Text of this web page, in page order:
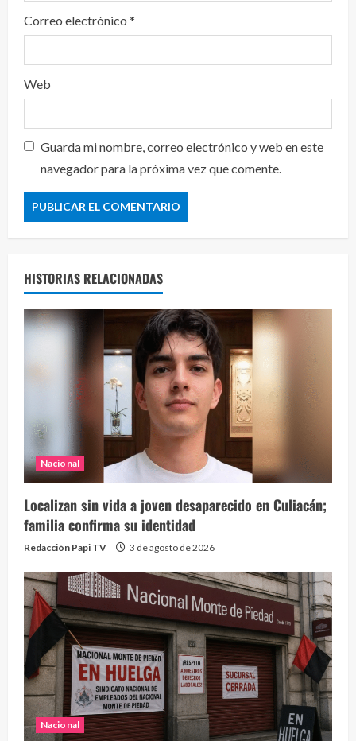
Correo electrónico *
Web
Guarda mi nombre, correo electrónico y web en este
navegador para la próxima vez que comente.
HISTORIAS RELACIONADAS
Nacional
Localizan sin vida a joven desaparecido en Culiacán;
familia confirma su identidad
Redacción Papi TV 3 de agosto de 2026
Nacional